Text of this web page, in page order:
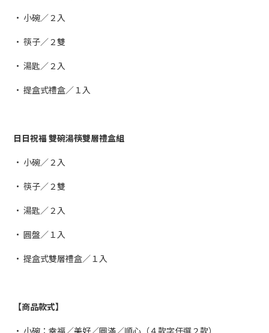
• 小碗／２入
• 筷子／２雙
• 湯匙／２入
• 提盒式禮盒／１入
日日祝福 雙碗湯筷雙層禮盒組
• 小碗／２入
• 筷子／２雙
• 湯匙／２入
• 圓盤／１入
• 提盒式雙層禮盒／１入
【商品款式】
• 小碗：幸福／美好／圓滿／順心（４款字任選２款）